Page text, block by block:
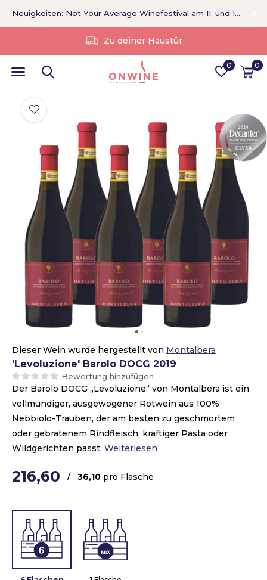
0 0
Ohne Vermittler
Neuigkeiten: Not Your Average Winefestival am 11. und 12. September >
Dieser Wein wurde hergestellt von Montalbera
'Levoluzione' Barolo DOCG 2019
Bewertung hinzufügen
Der Barolo DOCG „Levoluzione“ von Montalbera ist ein
vollmundiger, ausgewogener Rotwein aus 100%
Nebbiolo-Trauben, der am besten zu geschmortem
oder gebratenem Rindfleisch, kräftiger Pasta oder
Wildgerichten passt. Weiterlesen
216,60 / 36,10 pro Flasche